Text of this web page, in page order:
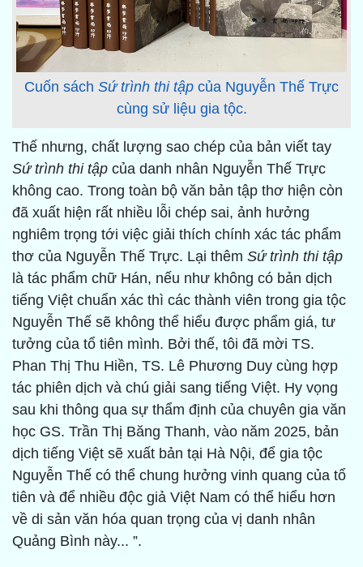
Cuốn sách Sứ trình thi tập của Nguyễn Thế Trực
cùng sử liệu gia tộc.
Thế nhưng, chất lượng sao chép của bản viết tay
Sứ trình thi tập của danh nhân Nguyễn Thế Trực
không cao. Trong toàn bộ văn bản tập thơ hiện còn
đã xuất hiện rất nhiều lỗi chép sai, ảnh hưởng
nghiêm trọng tới việc giải thích chính xác tác phẩm
thơ của Nguyễn Thế Trực. Lại thêm Sứ trình thi tập
là tác phẩm chữ Hán, nếu như không có bản dịch
tiếng Việt chuẩn xác thì các thành viên trong gia tộc
Nguyễn Thế sẽ không thể hiểu được phẩm giá, tư
tưởng của tổ tiên mình. Bởi thế, tôi đã mời TS.
Phan Thị Thu Hiền, TS. Lê Phương Duy cùng hợp
tác phiên dịch và chú giải sang tiếng Việt. Hy vọng
sau khi thông qua sự thẩm định của chuyên gia văn
học GS. Trần Thị Băng Thanh, vào năm 2025, bản
dịch tiếng Việt sẽ xuất bản tại Hà Nội, để gia tộc
Nguyễn Thế có thể chung hưởng vinh quang của tổ
tiên và để nhiều độc giả Việt Nam có thể hiểu hơn
về di sản văn hóa quan trọng của vị danh nhân
Quảng Bình này... ”.